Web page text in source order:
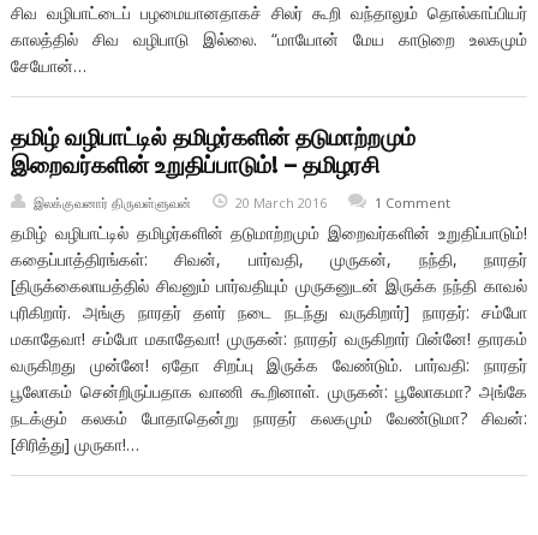
சிவ வழிபாட்டைப் பழமையானதாகச் சிலர் கூறி வந்தாலும் தொல்காப்பியர்
காலத்தில் சிவ வழிபாடு இல்லை. “மாயோன் மேய காடுறை உலகமும்
சேயோன்…
தமிழ் வழிபாட்டில் தமிழர்களின் தடுமாற்றமும்
இறைவர்களின் உறுதிப்பாடும்! – தமிழரசி
இலக்குவனார் திருவள்ளுவன் 20 March 2016 1 Comment
தமிழ் வழிபாட்டில் தமிழர்களின் தடுமாற்றமும் இறைவர்களின் உறுதிப்பாடும்!
கதைப்பாத்திரங்கள்: சிவன், பார்வதி, முருகன், நந்தி, நாரதர்
[திருக்கைலாயத்தில் சிவனும் பார்வதியும் முருகனுடன் இருக்க நந்தி காவல்
புரிகிறார். அங்கு நாரதர் தளர் நடை நடந்து வருகிறார்] நாரதர்: சம்போ
மகாதேவா! சம்போ மகாதேவா! முருகன்: நாரதர் வருகிறார் பின்னே! தாரகம்
வருகிறது முன்னே! ஏதோ சிறப்பு இருக்க வேண்டும். பார்வதி: நாரதர்
பூலோகம் சென்றிருப்பதாக வாணி கூறினாள். முருகன்: பூலோகமா? அங்கே
நடக்கும் கலகம் போதாதென்று நாரதர் கலகமும் வேண்டுமா? சிவன்:
[சிரித்து] முருகா!…